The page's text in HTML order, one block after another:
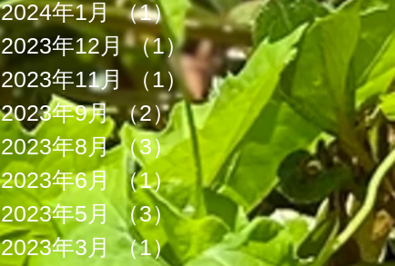
2024年1月 （1）1件の記事
2023年12月 （1）1件の記事
2023年11月 （1）1件の記事
2023年9月 （2）2件の記事
2023年8月 （3）3件の記事
2023年6月 （1）1件の記事
2023年5月 （3）3件の記事
2023年3月 （1）1件の記事